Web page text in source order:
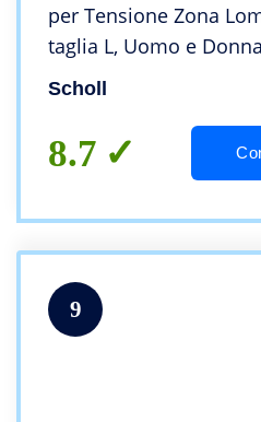
per Tensione Zona
taglia L, Uomo e Donna
Scholl
8.7
9